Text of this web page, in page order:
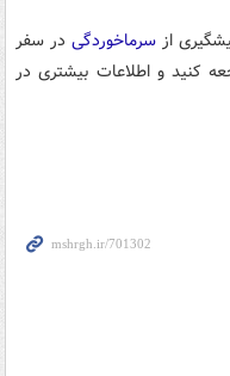
از سرماخوردگی در سفر
کنید و اطلاعات بیشتری در